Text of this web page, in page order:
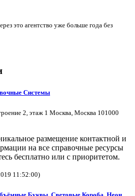
это агентство уже больше года без
Системы
2, этаж 1 Москва, Москва 101000
размещение контактной и
на все справочные ресурсы
бесплатно или с приоритетом.
11:52:00)